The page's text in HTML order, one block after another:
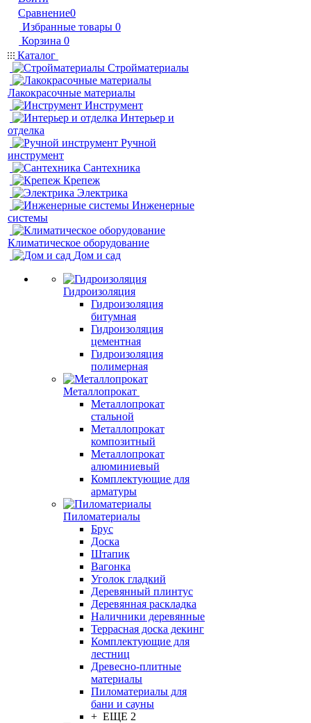
Сравнение0
Избранные товары 0
Корзина 0
Каталог
Стройматериалы
Лакокрасочные материалы
Инструмент
Интерьер и
отделка
Ручной
инструмент
Сантехника
Крепеж
Электрика
Инженерные
системы
Климатическое оборудование
Дом и сад
Гидроизоляция
Гидроизоляция
битумная
Гидроизоляция
цементная
Гидроизоляция
полимерная
Металлопрокат
Металлопрокат
стальной
Металлопрокат
композитный
Металлопрокат
алюминиевый
Комплектующие для
арматуры
Пиломатериалы
Брус
Доска
Штапик
Вагонка
Уголок гладкий
Деревянный плинтус
Деревянная раскладка
Наличники деревянные
Террасная доска декинг
Комплектующие для
лестниц
Древесно-плитные
материалы
Пиломатериалы для
бани и сауны
+ ЕЩЕ 2